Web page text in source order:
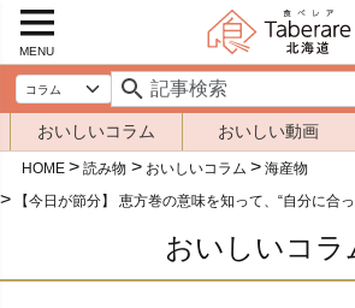
MENU
おいしいコラム おいしい動画
HOME 読み物 おいしいコラム
海産物
【今日が節分】 恵方巻の意味を知って、“自分に合
おいしいコラ